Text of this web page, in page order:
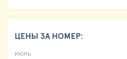
ЦЕНЫ ЗА НОМЕР:
ИЮНЬ: